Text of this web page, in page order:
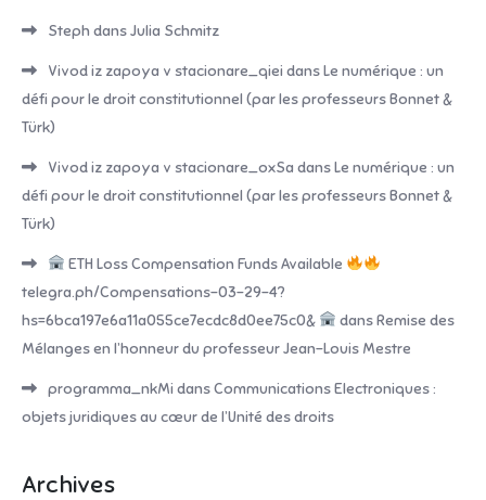
Steph dansJulia Schmitz
Vivod iz zapoya v stacionare_qiei dansLe numérique : un
défi pour le droit constitutionnel (par les professeurs Bonnet &
Türk)
Vivod iz zapoya v stacionare_oxSa dansLe numérique : un
défi pour le droit constitutionnel (par les professeurs Bonnet &
Türk)
ETH Loss Compensation Funds Available
telegra.ph/Compensations-03-29-4?
hs=6bca197e6a11a055ce7ecdc8d0ee75c0&
dansRemise des
Mélanges en l’honneur du professeur Jean-Louis Mestre
programma_nkMi dansCommunications Electroniques :
objets juridiques au cœur de l’Unité des droits
Archives